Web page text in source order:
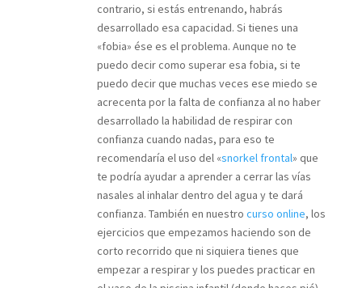
contrario, si estás entrenando, habrás
desarrollado esa capacidad. Si tienes una
«fobia» ése es el problema. Aunque no te
puedo decir como superar esa fobia, si te
puedo decir que muchas veces ese miedo se
acrecenta por la falta de confianza al no haber
desarrollado la habilidad de respirar con
confianza cuando nadas, para eso te
recomendaría el uso del «snorkel frontal» que
te podría ayudar a aprender a cerrar las vías
nasales al inhalar dentro del agua y te dará
confianza. También en nuestro curso online, los
ejercicios que empezamos haciendo son de
corto recorrido que ni siquiera tienes que
empezar a respirar y los puedes practicar en